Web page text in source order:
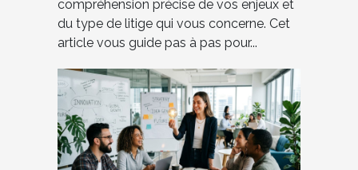
compréhension précise de vos enjeux et
du type de litige qui vous concerne. Cet
article vous guide pas à pas pour...